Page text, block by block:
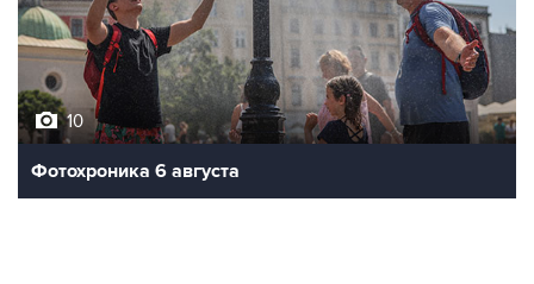
10
Фотохроника 6 августа